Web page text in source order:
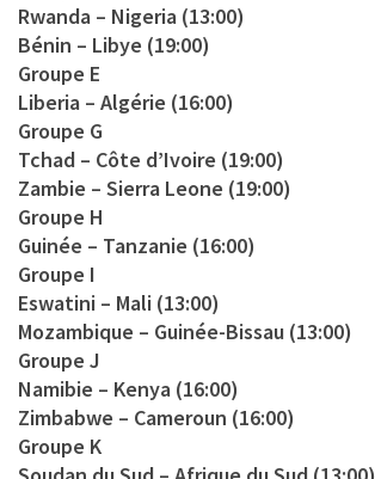
Rwanda – Nigeria (13:00)
Bénin – Libye (19:00)
Groupe E
Liberia – Algérie (16:00)
Groupe G
Tchad – Côte d’Ivoire (19:00)
Zambie – Sierra Leone (19:00)
Groupe H
Guinée – Tanzanie (16:00)
Groupe I
Eswatini – Mali (13:00)
Mozambique – Guinée-Bissau (13:00)
Groupe J
Namibie – Kenya (16:00)
Zimbabwe – Cameroun (16:00)
Groupe K